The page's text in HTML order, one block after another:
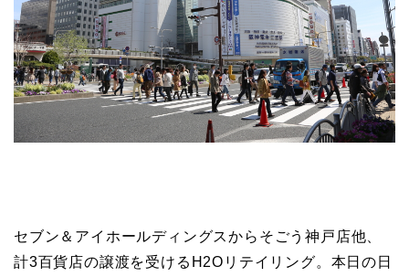
セブン＆アイホールディングスからそごう神戸店他、
計3百貨店の譲渡を受けるH2Oリテイリング。本日の日